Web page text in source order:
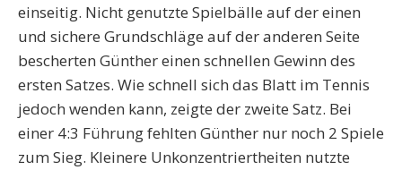
einseitig. Nicht genutzte Spielbälle auf der einen
und sichere Grundschläge auf der anderen Seite
bescherten Günther einen schnellen Gewinn des
ersten Satzes. Wie schnell sich das Blatt im Tennis
jedoch wenden kann, zeigte der zweite Satz. Bei
einer 4:3 Führung fehlten Günther nur noch 2 Spiele
zum Sieg. Kleinere Unkonzentriertheiten nutzte